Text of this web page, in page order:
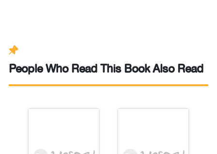
People Who Read This Book Also Read